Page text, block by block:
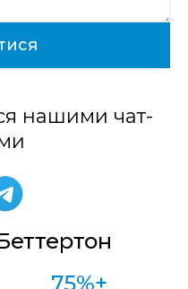
нашими чат-
75%+